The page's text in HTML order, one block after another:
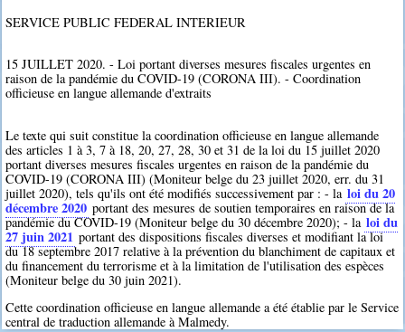
SERVICE PUBLIC FEDERAL INTERIEUR
15 JUILLET 2020. - Loi portant diverses mesures fiscales urgentes en
raison de la pandémie du COVID-19 (CORONA III). - Coordination
officieuse en langue allemande d'extraits
Le texte qui suit constitue la coordination officieuse en langue allemande
des articles 1 à 3, 7 à 18, 20, 27, 28, 30 et 31 de la loi du 15 juillet 2020
portant diverses mesures fiscales urgentes en raison de la pandémie du
COVID-19 (CORONA III) (Moniteur belge du 23 juillet 2020, err. du 31
juillet 2020), tels qu'ils ont été modifiés successivement par : - la loi du 20
décembre 2020 portant des mesures de soutien temporaires en raison de la
pandémie du COVID-19 (Moniteur belge du 30 décembre 2020); - la loi du
27 juin 2021 portant des dispositions fiscales diverses et modifiant la loi
du 18 septembre 2017 relative à la prévention du blanchiment de capitaux et
du financement du terrorisme et à la limitation de l'utilisation des espèces
(Moniteur belge du 30 juin 2021).
Cette coordination officieuse en langue allemande a été établie par le Service
central de traduction allemande à Malmedy.